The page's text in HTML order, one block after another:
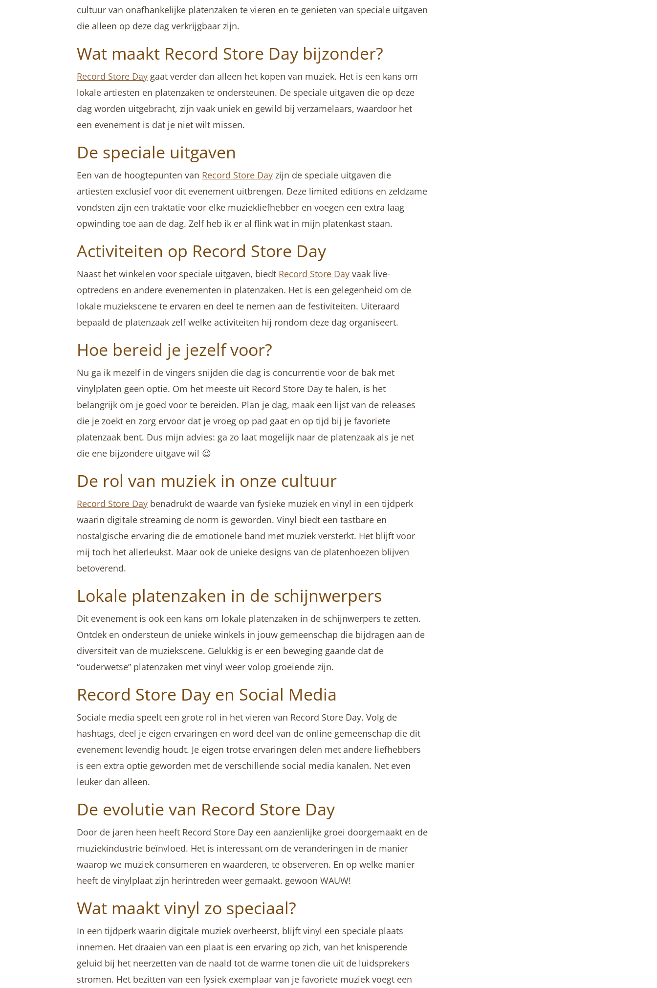
cultuur van onafhankelijke platenzaken te vieren en te genieten van speciale uitgaven
die alleen op deze dag verkrijgbaar zijn.
Wat maakt Record Store Day bijzonder?
Record Store Day gaat verder dan alleen het kopen van muziek. Het is een kans om
lokale artiesten en platenzaken te ondersteunen. De speciale uitgaven die op deze
dag worden uitgebracht, zijn vaak uniek en gewild bij verzamelaars, waardoor het
een evenement is dat je niet wilt missen.
De speciale uitgaven
Een van de hoogtepunten van Record Store Day zijn de speciale uitgaven die
artiesten exclusief voor dit evenement uitbrengen. Deze limited editions en zeldzame
vondsten zijn een traktatie voor elke muziekliefhebber en voegen een extra laag
opwinding toe aan de dag. Zelf heb ik er al flink wat in mijn platenkast staan.
Activiteiten op Record Store Day
Naast het winkelen voor speciale uitgaven, biedt Record Store Day vaak live-
optredens en andere evenementen in platenzaken. Het is een gelegenheid om de
lokale muziekscene te ervaren en deel te nemen aan de festiviteiten. Uiteraard
bepaald de platenzaak zelf welke activiteiten hij rondom deze dag organiseert.
Hoe bereid je jezelf voor?
Nu ga ik mezelf in de vingers snijden die dag is concurrentie voor de bak met
vinylplaten geen optie. Om het meeste uit Record Store Day te halen, is het
belangrijk om je goed voor te bereiden. Plan je dag, maak een lijst van de releases
die je zoekt en zorg ervoor dat je vroeg op pad gaat en op tijd bij je favoriete
platenzaak bent. Dus mijn advies: ga zo laat mogelijk naar de platenzaak als je net
die ene bijzondere uitgave wil 😉
De rol van muziek in onze cultuur
Record Store Day benadrukt de waarde van fysieke muziek en vinyl in een tijdperk
waarin digitale streaming de norm is geworden. Vinyl biedt een tastbare en
nostalgische ervaring die de emotionele band met muziek versterkt. Het blijft voor
mij toch het allerleukst. Maar ook de unieke designs van de platenhoezen blijven
betoverend.
Lokale platenzaken in de schijnwerpers
Dit evenement is ook een kans om lokale platenzaken in de schijnwerpers te zetten.
Ontdek en ondersteun de unieke winkels in jouw gemeenschap die bijdragen aan de
diversiteit van de muziekscene. Gelukkig is er een beweging gaande dat de
“ouderwetse” platenzaken met vinyl weer volop groeiende zijn.
Record Store Day en Social Media
Sociale media speelt een grote rol in het vieren van Record Store Day. Volg de
hashtags, deel je eigen ervaringen en word deel van de online gemeenschap die dit
evenement levendig houdt. Je eigen trotse ervaringen delen met andere liefhebbers
is een extra optie geworden met de verschillende social media kanalen. Net even
leuker dan alleen.
De evolutie van Record Store Day
Door de jaren heen heeft Record Store Day een aanzienlijke groei doorgemaakt en de
muziekindustrie beïnvloed. Het is interessant om de veranderingen in de manier
waarop we muziek consumeren en waarderen, te observeren. En op welke manier
heeft de vinylplaat zijn herintreden weer gemaakt. gewoon WAUW!
Wat maakt vinyl zo speciaal?
In een tijdperk waarin digitale muziek overheerst, blijft vinyl een speciale plaats
innemen. Het draaien van een plaat is een ervaring op zich, van het knisperende
geluid bij het neerzetten van de naald tot de warme tonen die uit de luidsprekers
stromen. Het bezitten van een fysiek exemplaar van je favoriete muziek voegt een